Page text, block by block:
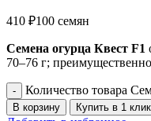
410 ₽100 семян
Семена огурца Квест F1
70–76 г;
Количество товара
В корзину Купить в 1 клик